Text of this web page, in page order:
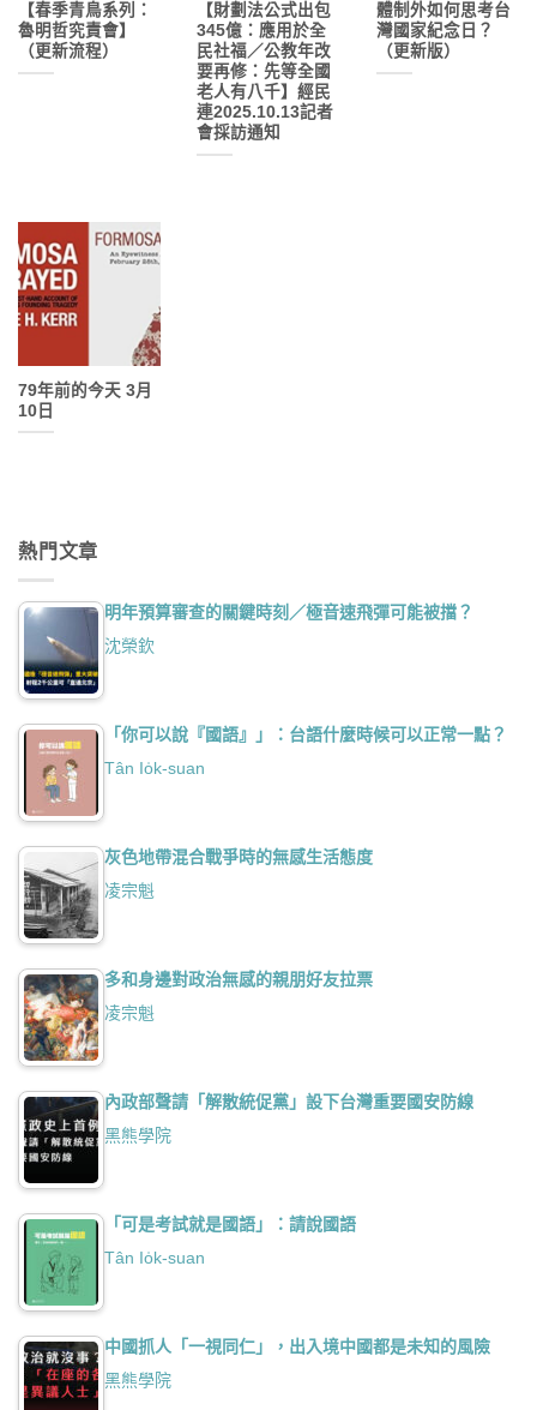
【春季青鳥系列：
魯明哲究責會】
（更新流程）
【財劃法公式出包
345億：應用於全
民社福／公教年改
要再修：先等全國
老人有八千】經民
連2025.10.13記者
會採訪通知
體制外如何思考台
灣國家紀念日？
（更新版）
79年前的今天 3月
10日
熱門文章
明年預算審查的關鍵時刻／極音速飛彈可能被擋？
沈榮欽
「你可以說『國語』」：台語什麼時候可以正常一點？
Tân Io̍k-suan
灰色地帶混合戰爭時的無感生活態度
凌宗魁
多和身邊對政治無感的親朋好友拉票
凌宗魁
內政部聲請「解散統促黨」設下台灣重要國安防線
黑熊學院
「可是考試就是國語」：請說國語
Tân Io̍k-suan
中國抓人「一視同仁」，出入境中國都是未知的風險
黑熊學院